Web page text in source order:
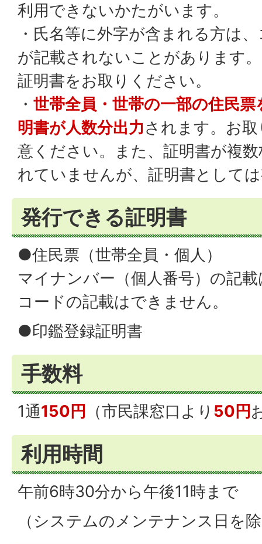
利用できないかたがいます。
・氏名等に外字が含まれる方は
が記載されないことがあります
証明書をお取りください。
・ 世帯全員・世帯の一部の住民
明書が人数分出力されます。お
意ください。また、証明書が複
れていませんが、証明書として
発行できる証明書
●住民票（世帯全員・個人）
マイナンバー（個人番号）の記
コードの記載はできません。
●印鑑登録証明書
手数料
1通150円 （市民課窓口より 50円
利用時間
午前6時30分から午後11時まで
（システムのメンテナンス日を